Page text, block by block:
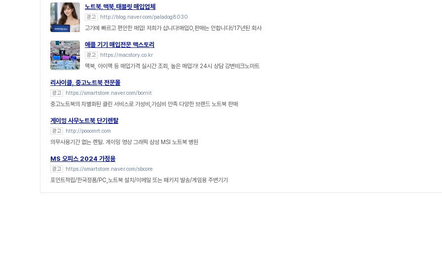
노트북,맥북,태블릿 매입업체
광고 http://blog.naver.com/paladog8030
고가에 빠르고 편안한 매입! 저희가 삽니다!매입O,판매는 안합니다!/17년된 회사
애플 기기 매입전문 맥스토리
광고 https://macstory.co.kr
맥북, 아이맥 등 매입가격 실시간 조회, 높은 매입가! 24시 상담 강변테크노마트
리사이클, 중고노트북 전문몰
광고 https://smartstore.naver.com/bornit
중고노트북의 차별화된 클린 서비스로 가성비,가심비 만족 다양한 브랜드 노트북 판매
게이밍 사무노트북 단기렌탈
광고 http://pooomrt.com
의무사용기간 없는 렌탈. 게이밍 영상 그래픽 삼성 MSI 노트북 병원
MS 오피스 2024 가정용
광고 https://smartstore.naver.com/sbcore
포인트적립/한국정품/PC,노트북 설치/이메일 또는 패키지 발송/게임용 주변기기